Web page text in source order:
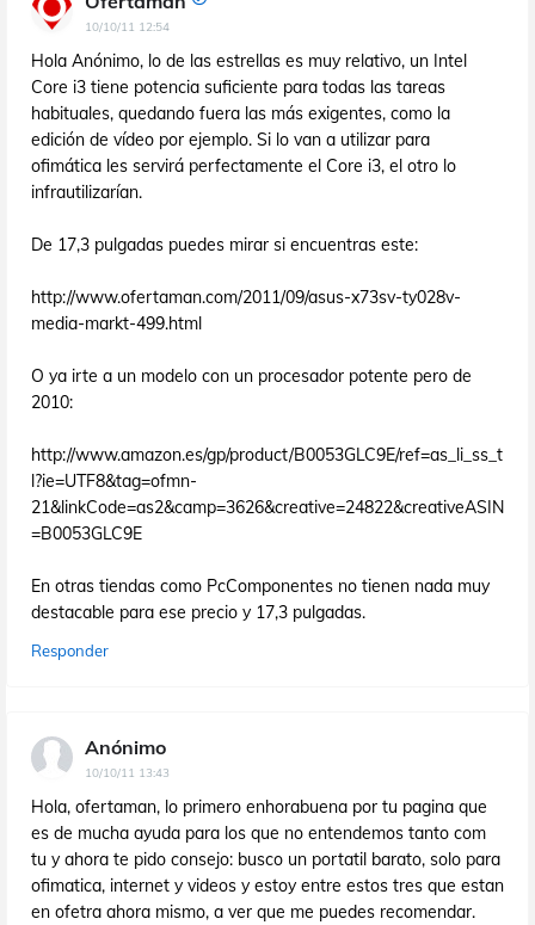
10/10/11 12:54
Hola Anónimo, lo de las estrellas es muy relativo, un Intel
Core i3 tiene potencia suficiente para todas las tareas
habituales, quedando fuera las más exigentes, como la
edición de vídeo por ejemplo. Si lo van a utilizar para
ofimática les servirá perfectamente el Core i3, el otro lo
infrautilizarían.
De 17,3 pulgadas puedes mirar si encuentras este:
http://www.ofertaman.com/2011/09/asus-x73sv-ty028v-
media-markt-499.html
O ya irte a un modelo con un procesador potente pero de
2010:
http://www.amazon.es/gp/product/B0053GLC9E/ref=as_li_ss_t
l?ie=UTF8&tag=ofmn-
21&linkCode=as2&camp=3626&creative=24822&creativeASIN
=B0053GLC9E
En otras tiendas como PcComponentes no tienen nada muy
destacable para ese precio y 17,3 pulgadas.
Responder
Anónimo
10/10/11 13:43
Hola, ofertaman, lo primero enhorabuena por tu pagina que
es de mucha ayuda para los que no entendemos tanto com
tu y ahora te pido consejo: busco un portatil barato, solo para
ofimatica, internet y videos y estoy entre estos tres que estan
en ofetra ahora mismo, a ver que me puedes recomendar.